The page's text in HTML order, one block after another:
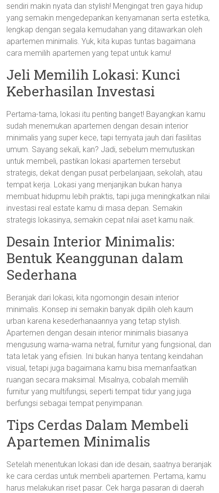
sendiri makin nyata dan stylish! Mengingat tren gaya hidup
yang semakin mengedepankan kenyamanan serta estetika,
lengkap dengan segala kemudahan yang ditawarkan oleh
apartemen minimalis. Yuk, kita kupas tuntas bagaimana
cara memilih apartemen yang tepat untuk kamu!
Jeli Memilih Lokasi: Kunci
Keberhasilan Investasi
Pertama-tama, lokasi itu penting banget! Bayangkan kamu
sudah menemukan apartemen dengan desain interior
minimalis yang super kece, tapi ternyata jauh dari fasilitas
umum. Sayang sekali, kan? Jadi, sebelum memutuskan
untuk membeli, pastikan lokasi apartemen tersebut
strategis, dekat dengan pusat perbelanjaan, sekolah, atau
tempat kerja. Lokasi yang menjanjikan bukan hanya
membuat hidupmu lebih praktis, tapi juga meningkatkan nilai
investasi real estate kamu di masa depan. Semakin
strategis lokasinya, semakin cepat nilai aset kamu naik.
Desain Interior Minimalis:
Bentuk Keanggunan dalam
Sederhana
Beranjak dari lokasi, kita ngomongin desain interior
minimalis. Konsep ini semakin banyak dipilih oleh kaum
urban karena kesederhanaannya yang tetap stylish.
Apartemen dengan desain interior minimalis biasanya
mengusung warna-warna netral, furnitur yang fungsional, dan
tata letak yang efisien. Ini bukan hanya tentang keindahan
visual, tetapi juga bagaimana kamu bisa memanfaatkan
ruangan secara maksimal. Misalnya, cobalah memilih
furnitur yang multifungsi, seperti tempat tidur yang juga
berfungsi sebagai tempat penyimpanan.
Tips Cerdas Dalam Membeli
Apartemen Minimalis
Setelah menentukan lokasi dan ide desain, saatnya beranjak
ke cara cerdas untuk membeli apartemen. Pertama, kamu
harus melakukan riset pasar. Cek harga pasaran di daerah